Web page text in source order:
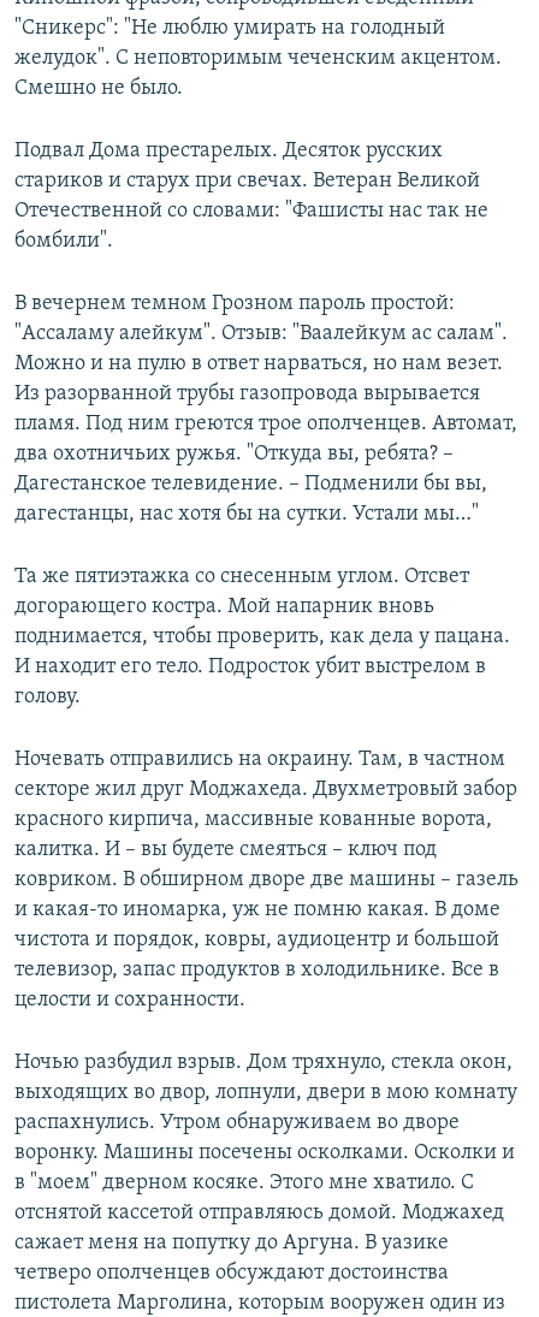
"Сникерс": "Не люблю умирать на голодный
желудок". С неповторимым чеченским акцентом.
Смешно не было.
Подвал Дома престарелых. Десяток русских
стариков и старух при свечах. Ветеран Великой
Отечественной со словами: "Фашисты нас так не
бомбили".
В вечернем темном Грозном пароль простой:
"Ассаламу алейкум". Отзыв: "Ваалейкум ас салам".
Можно и на пулю в ответ нарваться, но нам везет.
Из разорванной трубы газопровода вырывается
пламя. Под ним греются трое ополченцев. Автомат,
два охотничьих ружья. "Откуда вы, ребята? –
Дагестанское телевидение. – Подменили бы вы,
дагестанцы, нас хотя бы на сутки. Устали мы…"
Та же пятиэтажка со снесенным углом. Отсвет
догорающего костра. Мой напарник вновь
поднимается, чтобы проверить, как дела у пацана.
И находит его тело. Подросток убит выстрелом в
голову.
Ночевать отправились на окраину. Там, в частном
секторе жил друг Моджахеда. Двухметровый забор
красного кирпича, массивные кованные ворота,
калитка. И – вы будете смеяться – ключ под
ковриком. В обширном дворе две машины – газель
и какая-то иномарка, уж не помню какая. В доме
чистота и порядок, ковры, аудиоцентр и большой
телевизор, запас продуктов в холодильнике. Все в
целости и сохранности.
Ночью разбудил взрыв. Дом тряхнуло, стекла окон,
выходящих во двор, лопнули, двери в мою комнату
распахнулись. Утром обнаруживаем во дворе
воронку. Машины посечены осколками. Осколки и
в "моем" дверном косяке. Этого мне хватило. С
отснятой кассетой отправляюсь домой. Моджахед
сажает меня на попутку до Аргуна. В уазике
четверо ополченцев обсуждают достоинства
пистолета Марголина, которым вооружен один из